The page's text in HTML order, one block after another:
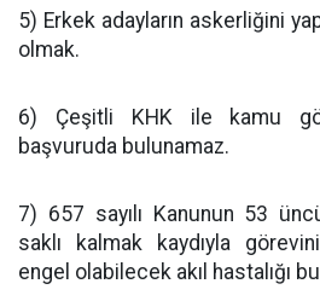
5) Erkek adayların askerliğini
olmak.
6) Çeşitli KHK ile kamu
başvuruda bulunamaz.
7) 657 sayılı Kanunun 53
saklı kalmak kaydıyla
engel olabilecek akıl hastalığı